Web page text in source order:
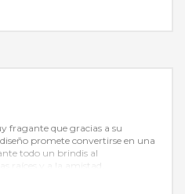
fragante que gracias a su
promete convertirse en una
todo un brindis al
raíces y a la amistad.